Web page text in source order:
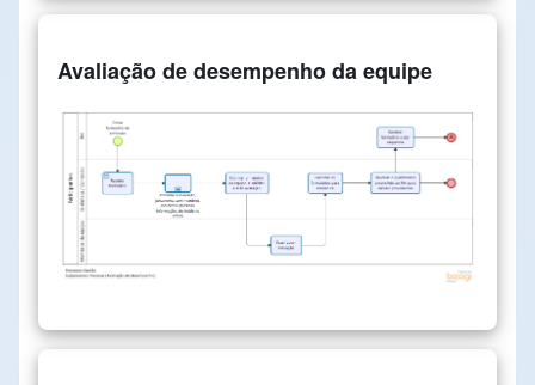
Avaliação de desempenho da equipe